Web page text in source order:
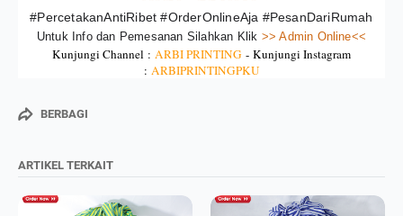
#PercetakanAntiRibet #OrderOnlineAja #PesanDariRumah
Untuk Info dan Pemesanan Silahkan Klik >> Admin Online<<
Kunjungi Channel : ARBI PRINTING - Kunjungi Instagram
: ARBIPRINTINGPKU
BERBAGI
ARTIKEL TERKAIT